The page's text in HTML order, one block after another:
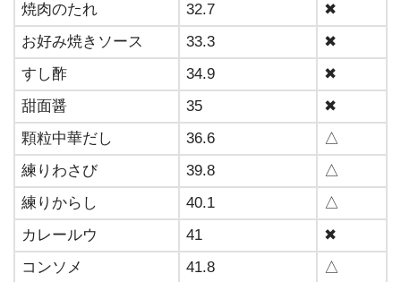
焼肉のたれ
32.7
✖
お好み焼きソース
33.3
✖
すし酢
34.9
✖
甜面醤
35
✖
顆粒中華だし
36.6
△
練りわさび
39.8
△
練りからし
40.1
△
カレールウ
41
✖
コンソメ
41.8
△